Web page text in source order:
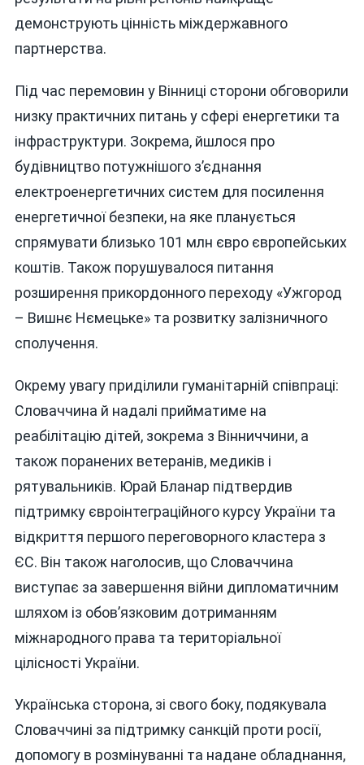
демонструють цінність міждержавного
партнерства.
Під час перемовин у Вінниці сторони обговорили
низку практичних питань у сфері енергетики та
інфраструктури. Зокрема, йшлося про
будівництво потужнішого з’єднання
електроенергетичних систем для посилення
енергетичної безпеки, на яке планується
спрямувати близько 101 млн євро європейських
коштів. Також порушувалося питання
розширення прикордонного переходу «Ужгород
– Вишнє Нємецьке» та розвитку залізничного
сполучення.
Окрему увагу приділили гуманітарній співпраці:
Словаччина й надалі прийматиме на
реабілітацію дітей, зокрема з Вінниччини, а
також поранених ветеранів, медиків і
рятувальників. Юрай Бланар підтвердив
підтримку євроінтеграційного курсу України та
відкриття першого переговорного кластера з
ЄС. Він також наголосив, що Словаччина
виступає за завершення війни дипломатичним
шляхом із обов’язковим дотриманням
міжнародного права та територіальної
цілісності України.
Українська сторона, зі свого боку, подякувала
Словаччині за підтримку санкцій проти росії,
допомогу в розмінуванні та надане обладнання,